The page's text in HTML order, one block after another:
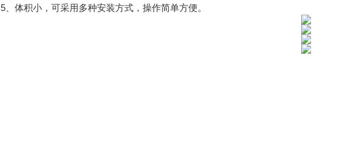
5、体积小，可采用多种安装方式，操作简单方便。